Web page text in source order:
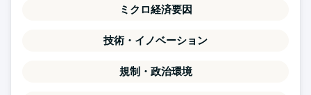
ミクロ経済要因
技術・イノベーション
規制・政治環境